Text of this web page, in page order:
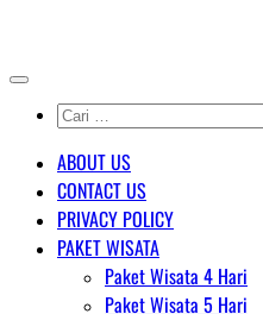
content
Cari
untuk:
ABOUT US
CONTACT US
PRIVACY POLICY
PAKET WISATA
Paket Wisata 4 Hari
Paket Wisata 5 Hari